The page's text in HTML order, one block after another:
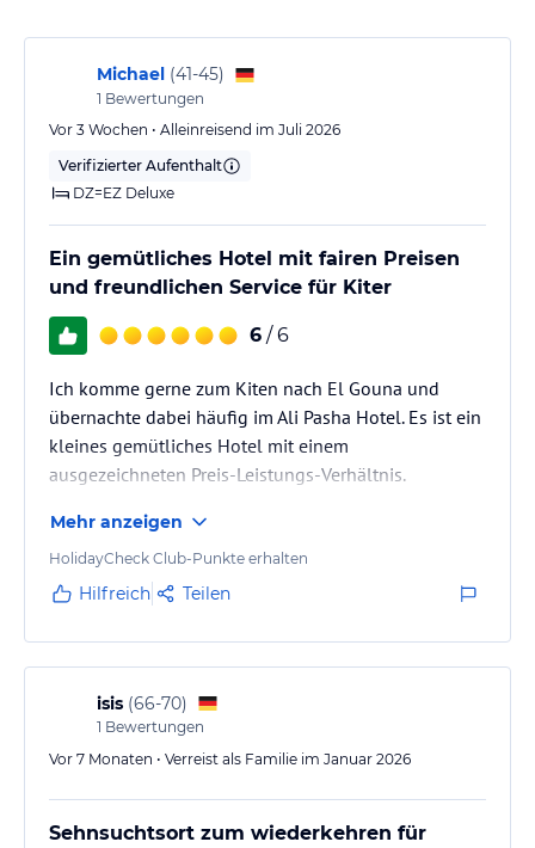
Hoteliers-/Veranstalter-/Kataloginformationen. Alle Angaben
ohne Gewähr und ohne Prüfung durch HolidayCheck. Bitte
lies vor der Buchung die verbindlichen Angebotsdetails
Michael (41-45)
1 Bewertungen
Vor 3 Wochen • Alleinreisend im Juli 2026
Verifizierter Aufenthalt
DZ=EZ Deluxe
Ein gemütliches Hotel mit fairen Preisen
und freundlichen Service für Kiter
6 / 6
Ich komme gerne zum Kiten nach El Gouna und
übernachte dabei häufig im Ali Pasha Hotel. Es ist ein
kleines gemütliches Hotel mit einem
ausgezeichneten Preis-Leistungs-Verhältnis.
Mehr anzeigen
HolidayCheck Club-Punkte erhalten
Hilfreich Teilen
isis (66-70)
1 Bewertungen
Vor 7 Monaten • Verreist als Familie im Januar 2026
Sehnsuchtsort zum wiederkehren für